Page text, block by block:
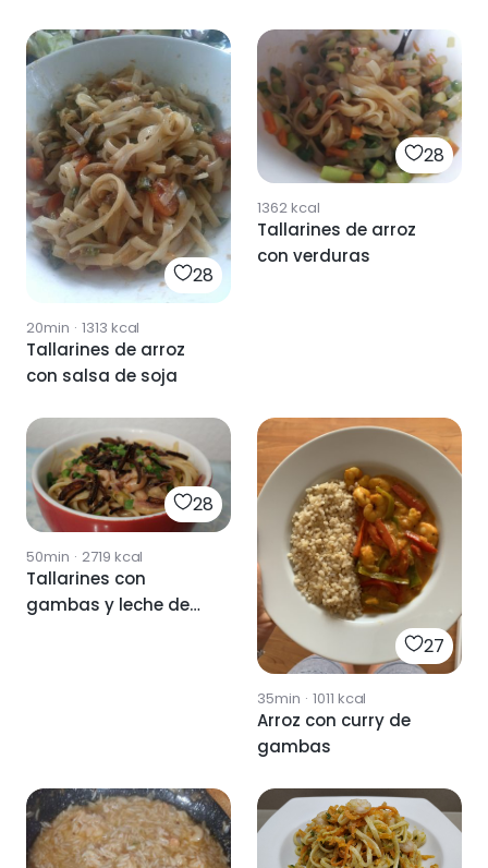
28
20min · 1313 kcal
Tallarines de arroz
con salsa de soja
28
1362kcal
Tallarines de arroz
con verduras
28
50min · 2719 kcal
Tallarines con
gambas y leche de
27
35min · 1011 kcal
Arroz con curry de
gambas